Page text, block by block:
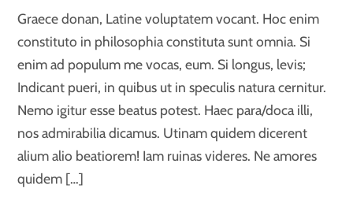
Graece donan, Latine voluptatem vocant. Hoc enim
constituto in philosophia constituta sunt omnia. Si
enim ad populum me vocas, eum. Si longus, levis;
Indicant pueri, in quibus ut in speculis natura cernitur.
Nemo igitur esse beatus potest. Haec para/doca illi,
nos admirabilia dicamus. Utinam quidem dicerent
alium alio beatiorem! Iam ruinas videres. Ne amores
quidem […]